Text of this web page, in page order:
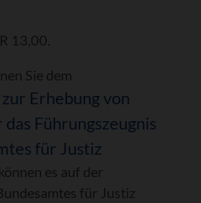
13,00.
Sie dem
Erhebung von
Führungszeugnis
für Justiz
es auf der
für Justiz